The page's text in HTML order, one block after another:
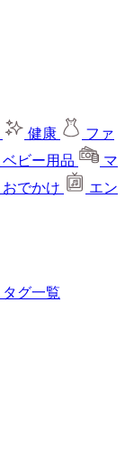
健康
ファ
ベビー用品
マ
おでかけ
エン
タグ一覧